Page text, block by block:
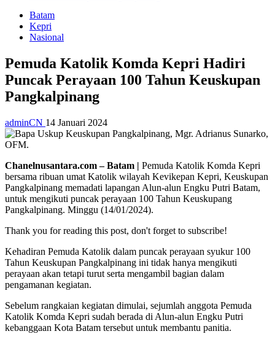
Batam
Kepri
Nasional
Pemuda Katolik Komda Kepri Hadiri
Puncak Perayaan 100 Tahun Keuskupan
Pangkalpinang
adminCN 14 Januari 2024
Chanelnusantara.com – Batam | Pemuda Katolik Komda Kepri
bersama ribuan umat Katolik wilayah Kevikepan Kepri, Keuskupan
Pangkalpinang memadati lapangan Alun-alun Engku Putri Batam,
untuk mengikuti puncak perayaan 100 Tahun Keuskupang
Pangkalpinang. Minggu (14/01/2024).
Thank you for reading this post, don't forget to subscribe!
Kehadiran Pemuda Katolik dalam puncak perayaan syukur 100
Tahun Keuskupan Pangkalpinang ini tidak hanya mengikuti
perayaan akan tetapi turut serta mengambil bagian dalam
pengamanan kegiatan.
Sebelum rangkaian kegiatan dimulai, sejumlah anggota Pemuda
Katolik Komda Kepri sudah berada di Alun-alun Engku Putri
kebanggaan Kota Batam tersebut untuk membantu panitia.